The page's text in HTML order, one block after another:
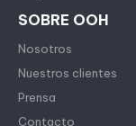
SOBRE OOH
Nosotros
Nuestros clientes
Prensa
Contacto